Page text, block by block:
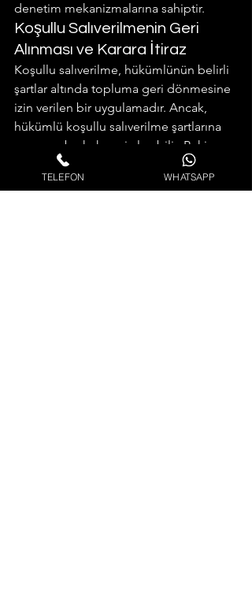
denetim mekanizmalarına sahiptir.
Koşullu Salıverilmenin Geri
Alınması ve Karara İtiraz
Koşullu salıverilme, hükümlünün belirli
şartlar altında topluma geri dönmesine
izin verilen bir uygulamadır. Ancak,
hükümlü koşullu salıverilme şartlarına
uymazsa bu hak geri alınabilir. Peki,
koşullu salıverilmenin geri alınma
nedenleri nelerdir ve bu karara nasıl
TELEFON WHATSAPP